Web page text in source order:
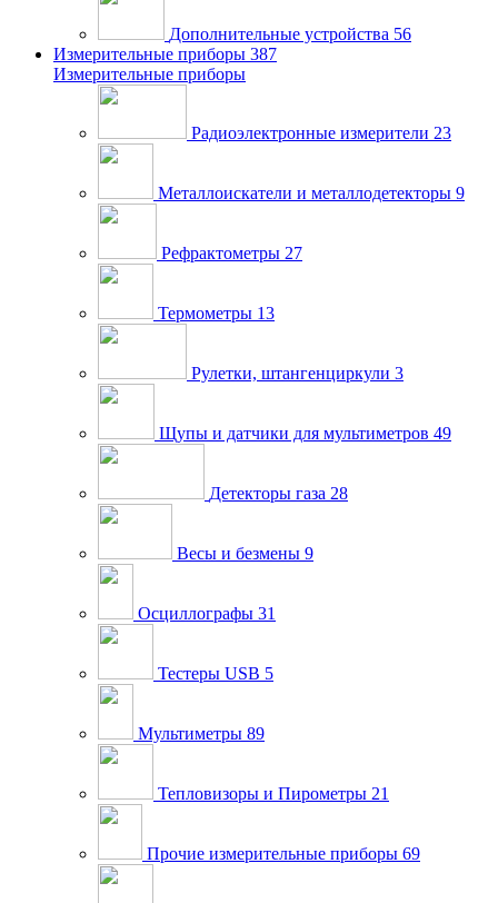
Дополнительные устройства 56
Измерительные приборы 387
Измерительные приборы
Радиоэлектронные измерители 23
Металлоискатели и металлодетекторы 9
Рефрактометры 27
Термометры 13
Рулетки, штангенциркули 3
Щупы и датчики для мультиметров 49
Детекторы газа 28
Весы и безмены 9
Осциллографы 31
Тестеры USB 5
Мультиметры 89
Тепловизоры и Пирометры 21
Прочие измерительные приборы 69